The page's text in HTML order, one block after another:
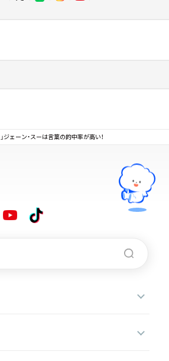
ジェーン・スーは言葉の的中率が高い！